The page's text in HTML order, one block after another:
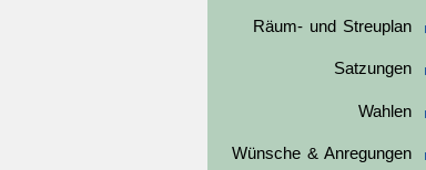
Räum- und Streuplan
Satzungen
Wahlen
Wünsche & Anregungen